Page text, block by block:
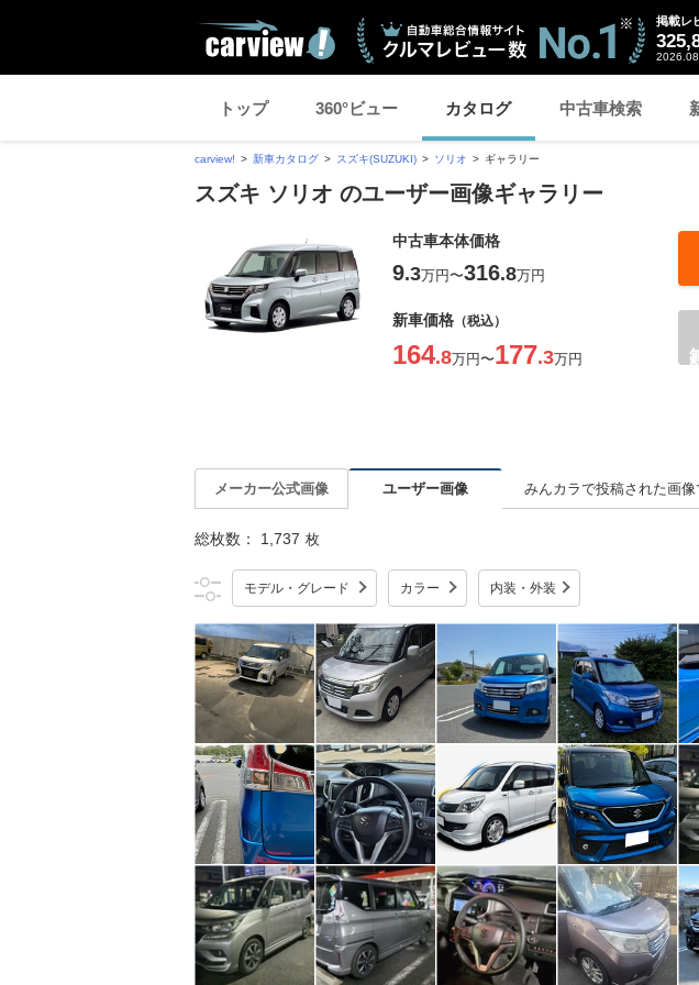
掲載レ
トップ 360°ビュー カタログ 中古車検索
carview! 新車カタログ スズキ(SUZUKI) ソリオ ギャラリー
スズキ ソリオ のユーザー画像ギャラリー
中古車本体価格
9.3万円〜316.8万円
新車価格 （税込）
164.8万円〜177.3万円
メーカー公式画像 ユーザー画像 みんカラで投稿された画像
総枚数： 1,737 枚
モデル・グレード カラー 内装・外装